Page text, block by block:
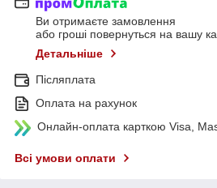
Ви отримаєте замовлення
або гроші повернуться на вашу
Детальніше
Післяплата
Оплата на рахунок
Онлайн-оплата карткою Visa,
Всі умови оплати